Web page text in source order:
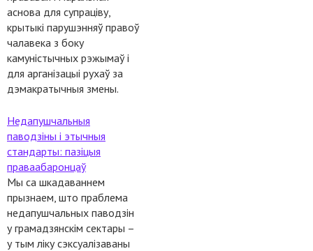
аснова для супраціву,
крытыкі парушэнняў правоў
чалавека з боку
камуністычных рэжымаў і
для арганізацыі рухаў за
дэмакратычныя змены.
Недапушчальныя
паводзіны і этычныя
стандарты: пазіцыя
праваабаронцаў
Мы са шкадаваннем
прызнаем, што праблема
недапушчальных паводзін
у грамадзянскім сектары –
у тым ліку сэксуалізаваны